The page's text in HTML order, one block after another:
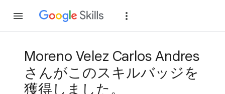
Moreno Velez Carlos Andres
さんがこのスキルバッジを
獲得しました。